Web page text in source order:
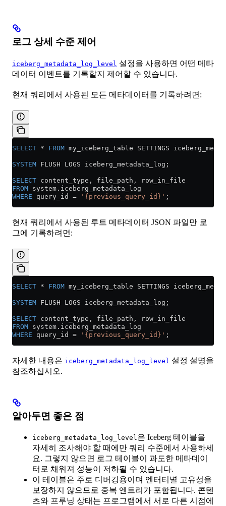
로그 상세 수준 제어
iceberg_metadata_log_level 설정을 사용하면 어떤 메타
데이터 이벤트를 기록할지 제어할 수 있습니다.
현재 쿼리에서 사용된 모든 메타데이터를 기록하려면:
SELECT * FROM my_iceberg_table SETTINGS
SYSTEM FLUSH LOGS iceberg_metadata_log;
SELECT content_type, file_path, row_in_file
FROM system . iceberg_metadata_log
WHERE query_id = '{previous_query_id}' ;
현재 쿼리에서 사용된 루트 메타데이터 JSON 파일만 로
그에 기록하려면:
SELECT * FROM my_iceberg_table SETTINGS
SYSTEM FLUSH LOGS iceberg_metadata_log;
SELECT content_type, file_path, row_in_file
FROM system . iceberg_metadata_log
WHERE query_id = '{previous_query_id}' ;
자세한 내용은 iceberg_metadata_log_level 설정 설명을
참조하십시오.
알아두면 좋은 점
iceberg_metadata_log_level 은 Iceberg 테이블을
자세히 조사해야 할 때에만 쿼리 수준에서 사용하세
요. 그렇지 않으면 로그 테이블이 과도한 메타데이
터로 채워져 성능이 저하될 수 있습니다.
이 테이블은 주로 디버깅용이며 엔터티별 고유성을
보장하지 않으므로 중복 엔트리가 포함됩니다. 콘텐
츠와 프루닝 상태는 프로그램에서 서로 다른 시점에